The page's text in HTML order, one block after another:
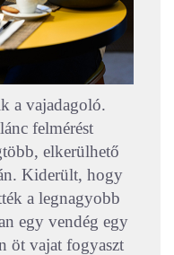
a vajadagoló.
felmérést
elkerülhető
Kiderült, hogy
a legnagyobb
egy vendég egy
öt vajat fogyaszt